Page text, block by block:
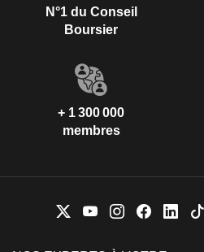
N°1 du Conseil
Boursier
+ 1 300 000
membres